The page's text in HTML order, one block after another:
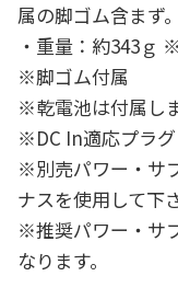
属の脚ゴム含まず。
・重量：約343ｇ
※脚ゴム付属
※乾電池は付属し
※DC In適応プラ
※別売パワー・サ
ナスを使用して下
※推奨パワー・サ
なります。